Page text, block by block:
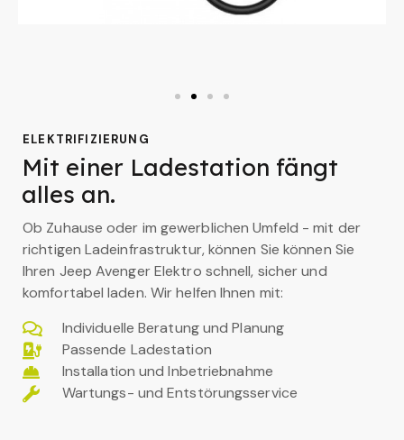
ELEKTRIFIZIERUNG
Mit einer Ladestation fängt
alles an.
Ob Zuhause oder im gewerblichen Umfeld - mit der
richtigen Ladeinfrastruktur, können Sie können Sie
Ihren Jeep Avenger Elektro schnell, sicher und
komfortabel laden. Wir helfen Ihnen mit:
Individuelle Beratung und Planung
Passende Ladestation
Installation und Inbetriebnahme
Wartungs- und Entstörungsservice